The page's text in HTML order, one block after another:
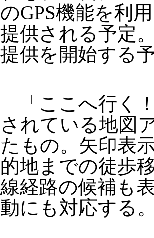
のGPS機能を利
提供される予定
提供を開始する
「ここへ行く
されている地図
たもの。矢印表
的地までの徒歩
線経路の候補も
動にも対応する